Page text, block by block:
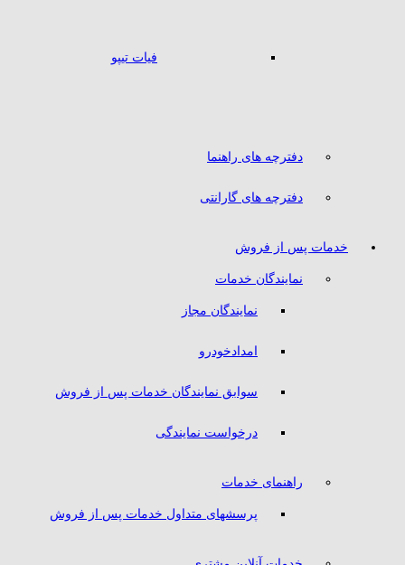
فیات تیپو
دفترچه های راهنما
دفترچه های گارانتی
خدمات پس از فروش
نمایندگان خدمات
نمایندگان مجاز
امدادخودرو
سوابق نمایندگان خدمات پس از فروش
درخواست نمایندگی
راهنمای خدمات
پرسشهای متداول خدمات پس از فروش